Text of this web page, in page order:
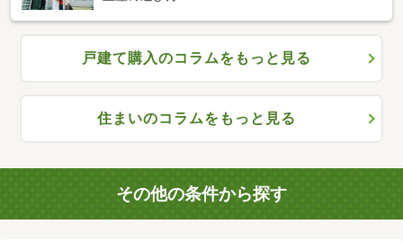
戸建て購入のコラムをもっと見る
住まいのコラムをもっと見る
その他の条件から探す